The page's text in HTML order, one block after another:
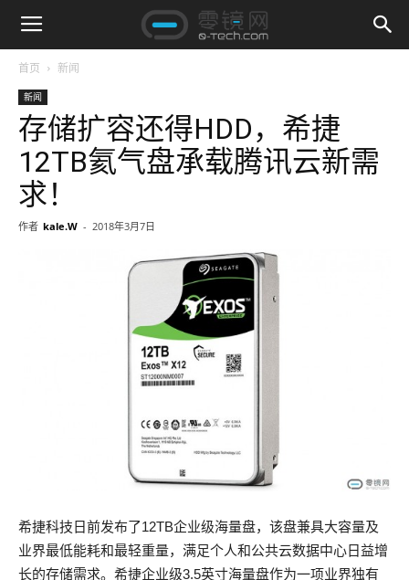
首页 新闻
新闻
存储扩容还得HDD，希捷
12TB氦气盘承载腾讯云新需
求！
作者 kale.W - 2018年3月7日
希捷科技日前发布了12TB企业级海量盘，该盘兼具大容量及
业界最低能耗和最轻重量，满足个人和公共云数据中心日益增
长的存储需求。希捷企业级3.5英寸海量盘作为一项业界独有